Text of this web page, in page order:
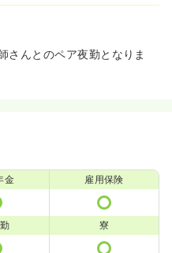
さんとのペア夜勤となりま
金 雇用保険
寮